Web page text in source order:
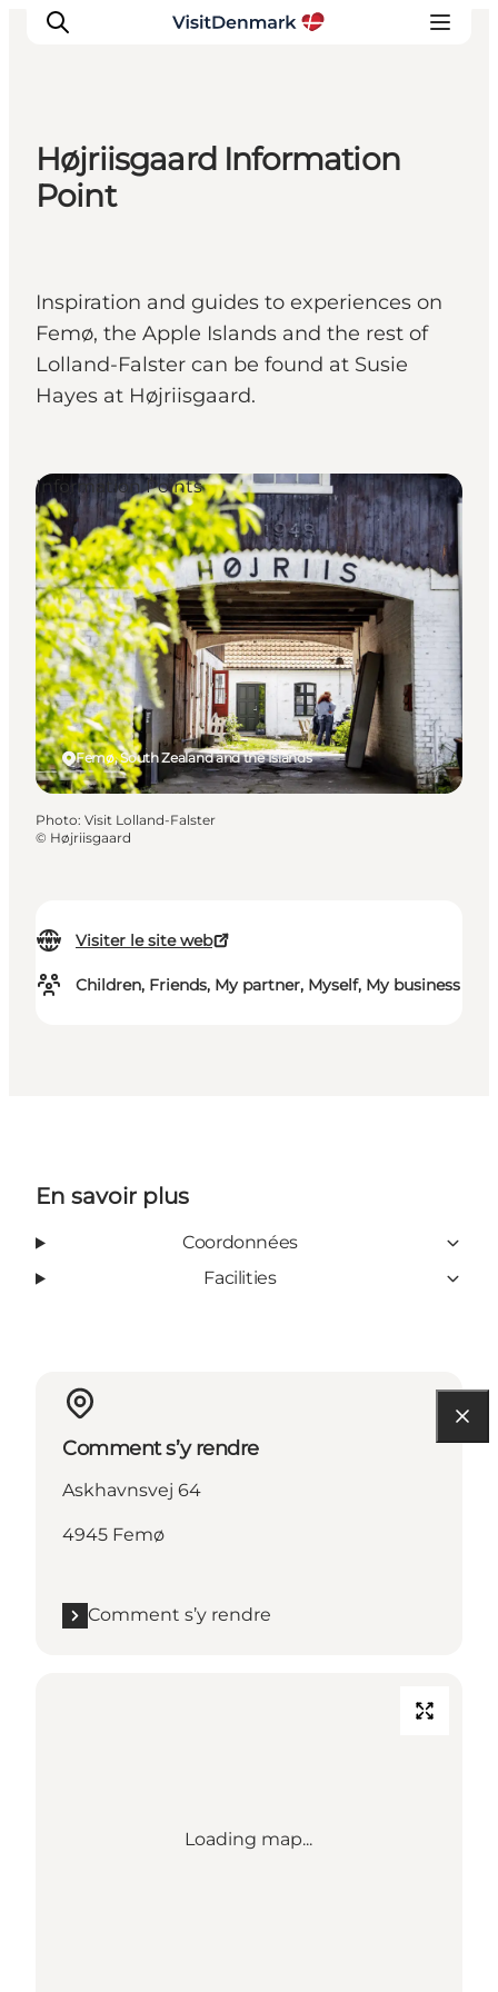
Inspirations
Planifiez votre voyage
Højriisgaard Information
Point
Inspiration and guides to experiences on
Femø, the Apple Islands and the rest of
Lolland-Falster can be found at Susie
Hayes at Højriisgaard.
Visiter le site web
Children, Friends, My partner, Myself, My business
Femø, South Zealand and the Islands
Information Points
Photo: Visit Lolland-Falster
© Højriisgaard
En savoir plus
Coordonnées
Facilities
Comment s’y rendre
Askhavnsvej 64
4945 Femø
Comment s’y rendre
Loading map...